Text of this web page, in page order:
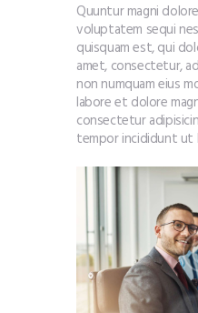
Quuntur magni
voluptatem sequi
quisquam est, qui
amet, consectetur,
non numquam eius
labore et dolore
consectetur
tempor incididunt